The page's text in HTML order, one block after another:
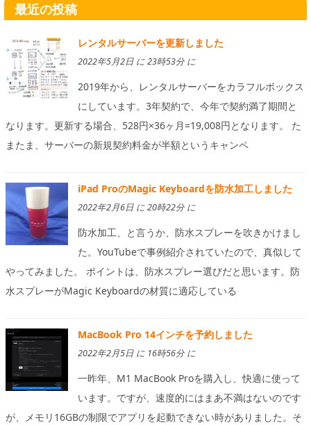
最近の投稿
レンタルサーバーを更新しました
2022年5月2日 に 23時53分 に
2019年から、レンタルサーバーをカラフルボックス
にしています。3年契約で、今年で契約満了期間と
なります。更新する場合、528円×36ヶ月=19,008円となります。 た
またま、サーバーの新規契約料金が半額というキャンペ
iPad ProのMagic Keyboardを防水加工しました
2022年2月6日 に 20時22分 に
防水加工、と言うか、防水スプレーを吹きかけまし
た。YouTubeで事例紹介されていたので、真似して
やってみました。 ポイントは、防水スプレー選びだと思います。防
水スプレーがMagic Keyboardの材質に適応している
MacBook Pro 14インチを予約しました
2022年2月5日 に 16時56分 に
一昨年、M1 MacBook Proを購入し、快適に使って
います。ですが、速度的にはまあ不満はないのです
が、メモリ16GBの制限でアプリを起動できない時がありました。そ